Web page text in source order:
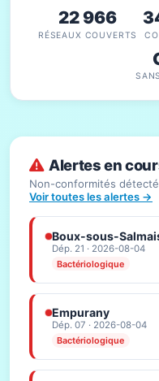
22 966
RÉSEAUX COUVERTS
Alertes en
Non-conformités
Voir toutes les alertes →
Boux-sous-
Dép. 21 · 2026-08-04
Bactériologique
Empurany
Dép. 07 · 2026-08-04
Bactériologique